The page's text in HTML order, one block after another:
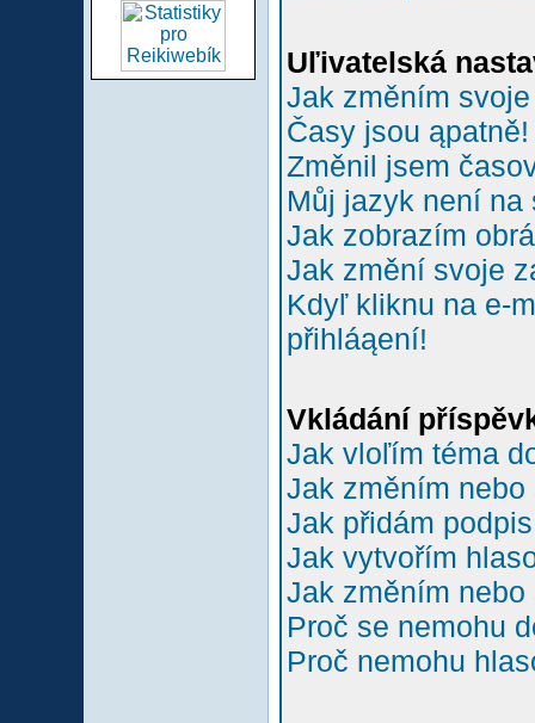
Uľivatelská
Jak změním
Časy jsou ąpatně!
Změnil jsem
Můj jazyk není na
Jak zobrazím
Jak změní svoje
Kdyľ kliknu na e-
přihláąení!
Vkládání
Jak vloľím téma
Jak změním
Jak přidám
Jak vytvořím
Jak změním
Proč se nemohu
Proč nemohu